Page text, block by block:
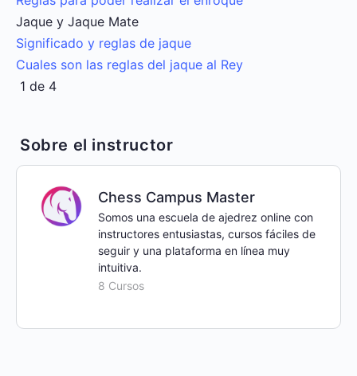
Jaque y Jaque Mate
Significado y reglas de jaque
Cuales son las reglas del jaque al Rey
1 de 4
Sobre el instructor
Chess Campus Master
Somos una escuela de ajedrez online con
instructores entusiastas, cursos fáciles de
seguir y una plataforma en línea muy
intuitiva.
8 Cursos